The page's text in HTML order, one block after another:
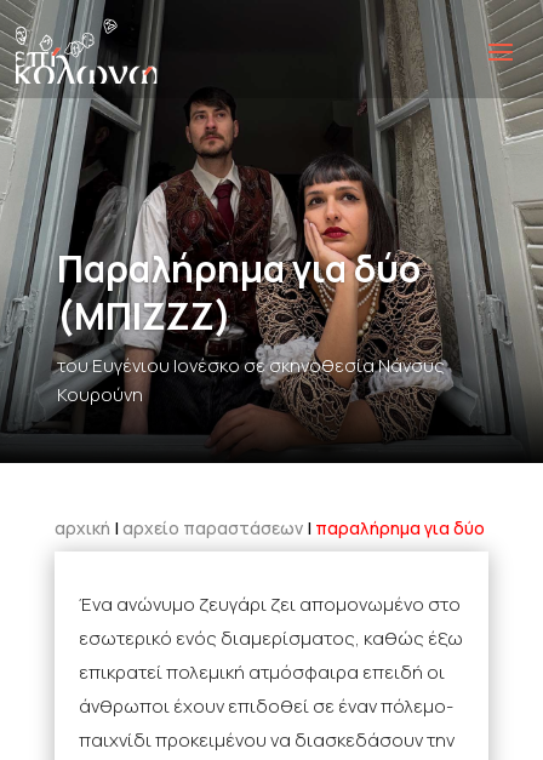
Παραλήρημα για δύο
(ΜΠΙΖΖΖ)
του Ευγένιου Ιονέσκο σε σκηνοθεσία Νάνσυς
Κουρούνη
αρχική | αρχείο παραστάσεων | παραλήρημα για δύο
Ένα ανώνυμο ζευγάρι ζει απομονωμένο στο
εσωτερικό ενός διαμερίσματος, καθώς έξω
επικρατεί πολεμική ατμόσφαιρα επειδή οι
άνθρωποι έχουν επιδοθεί σε έναν πόλεμο-
παιχνίδι προκειμένου να διασκεδάσουν την